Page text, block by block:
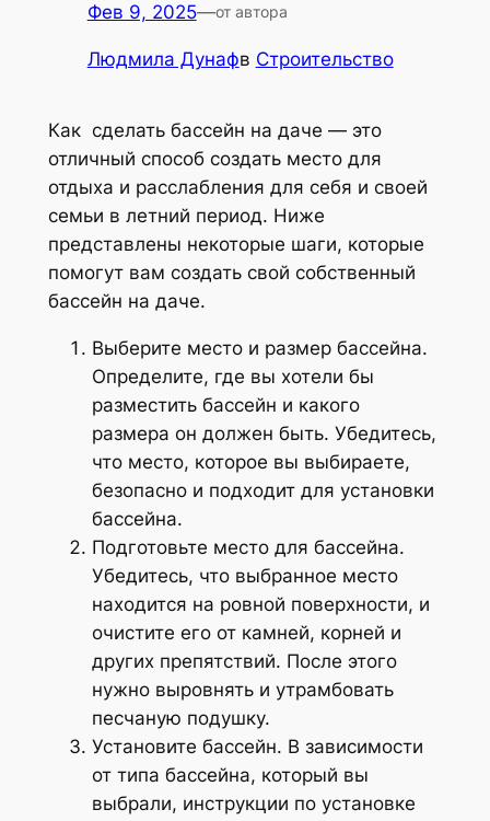
Фев 9, 2025—от автора
Людмила Дунафв Строительство
Как сделать бассейн на даче — это
отличный способ создать место для
отдыха и расслабления для себя и своей
семьи в летний период. Ниже
представлены некоторые шаги, которые
помогут вам создать свой собственный
бассейн на даче.
Выберите место и размер бассейна.
Определите, где вы хотели бы
разместить бассейн и какого
размера он должен быть. Убедитесь,
что место, которое вы выбираете,
безопасно и подходит для установки
бассейна.
Подготовьте место для бассейна.
Убедитесь, что выбранное место
находится на ровной поверхности, и
очистите его от камней, корней и
других препятствий. После этого
нужно выровнять и утрамбовать
песчаную подушку.
Установите бассейн. В зависимости
от типа бассейна, который вы
выбрали, инструкции по установке